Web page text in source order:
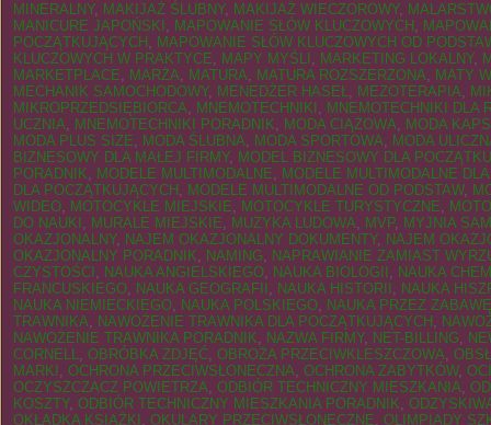
MINERALNY, MAKIJAŻ ŚLUBNY, MAKIJAŻ WIECZOROWY,
MANICURE JAPOŃSKI , MAPOWANIE SŁÓW KLUCZOWYCH ,
POCZĄTKUJĄCYCH , MAPOWANIE SŁÓW KLUCZOWYCH OD
KLUCZOWYCH W PRAKTYCE, MAPY MYŚLI , MARKETING LOKALNY,
MARKETPLACE, MARŻA, MATURA, MATURA ROZSZERZONA, MATY
MECHANIK SAMOCHODOWY, MENEDŻER HASEŁ, MEZOTERAPIA,
MIKROPRZEDSIĘBIORCA, MNEMOTECHNIKI , MNEMOTECHNIKI DLA
UCZNIA, MNEMOTECHNIKI PORADNIK, MODA CIĄŻOWA, MODA
MODA PLUS SIZE, MODA ŚLUBNA, MODA SPORTOWA, MODA
BIZNESOWY DLA MAŁEJ FIRMY, MODEL BIZNESOWY DLA
PORADNIK, MODELE MULTIMODALNE, MODELE MULTIMODALNE
DLA POCZĄTKUJĄCYCH , MODELE MULTIMODALNE OD PODSTAW,
WIDEO, MOTOCYKLE MIEJSKIE, MOTOCYKLE TURYSTYCZNE,
DO NAUKI , MURALE MIEJSKIE, MUZYKA LUDOWA, MVP, MYJNIA
OKAZJONALNY, NAJEM OKAZJONALNY DOKUMENTY, NAJEM
OKAZJONALNY PORADNIK, NAMING, NAPRAWIANIE ZAMIAST
CZYSTOŚCI , NAUKA ANGIELSKIEGO, NAUKA BIOLOGII , NAUKA
FRANCUSKIEGO, NAUKA GEOGRAFII , NAUKA HISTORII , NAUKA
NAUKA NIEMIECKIEGO, NAUKA POLSKIEGO, NAUKA PRZEZ ZABAWĘ
TRAWNIKA, NAWOŻENIE TRAWNIKA DLA POCZĄTKUJĄCYCH ,
NAWOŻENIE TRAWNIKA PORADNIK, NAZWA FIRMY, NET-BILLING,
CORNELL, OBRÓBKA ZDJĘĆ, OBROŻA PRZECIWKLESZCZOWA,
MARKI , OCHRONA PRZECIWSŁONECZNA, OCHRONA ZABYTKÓW,
OCZYSZCZACZ POWIETRZA, ODBIÓR TECHNICZNY MIESZKANIA,
KOSZTY, ODBIÓR TECHNICZNY MIESZKANIA PORADNIK,
OKŁADKA KSIĄŻKI , OKULARY PRZECIWSŁONECZNE, OLIMPIADY